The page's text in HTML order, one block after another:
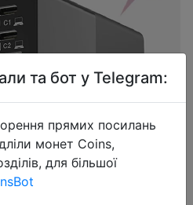
та бот у Telegram:
прямих посилань
монет Coins,
для більшої